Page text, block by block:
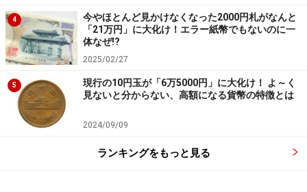
4
今やほとんど見かけなくなった2000円札がなんと
「21万円」に大化け！エラー紙幣でもないのに一
体なぜ!?
2025/02/27
5
現行の10円玉が「6万5000円」に大化け！ よ～く
見ないと分からない、高額になる貨幣の特徴とは
2024/09/09
ランキングをもっと見る